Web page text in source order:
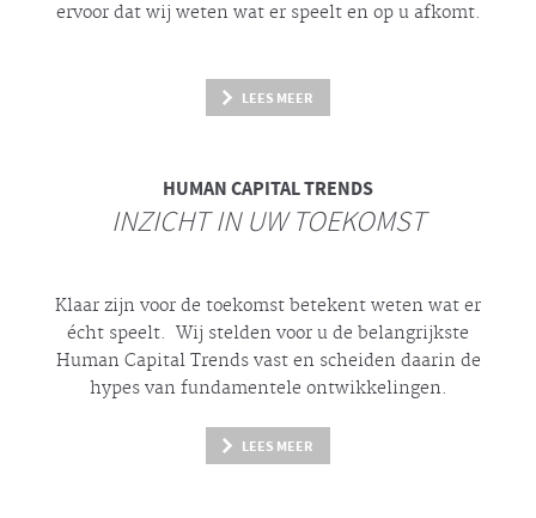
ervoor dat wij weten wat er speelt en op u afkomt.
LEES MEER
HUMAN CAPITAL TRENDS
INZICHT IN UW TOEKOMST
Klaar zijn voor de toekomst betekent weten wat er
écht speelt. Wij stelden voor u de belangrijkste
Human Capital Trends vast en scheiden daarin de
hypesvan fundamentele ontwikkelingen.
LEES MEER